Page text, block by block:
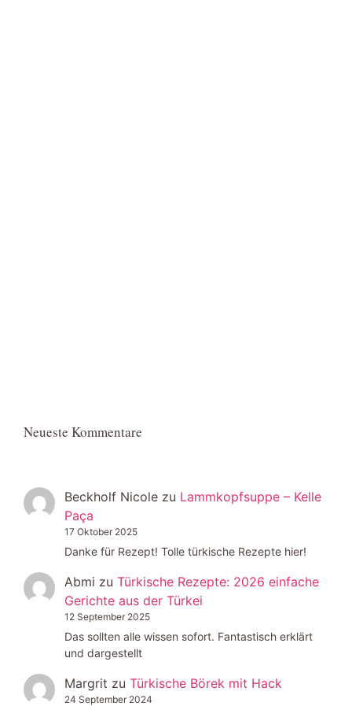
Neueste Kommentare
Beckholf Nicole zu Lammkopfsuppe – Kelle
Paça
17 Oktober 2025
Danke für Rezept! Tolle türkische Rezepte hier!
Abmi zu Türkische Rezepte: 2026 einfache
Gerichte aus der Türkei
12 September 2025
Das sollten alle wissen sofort. Fantastisch erklärt
und dargestellt
Margrit zu Türkische Börek mit Hack
24 September 2024